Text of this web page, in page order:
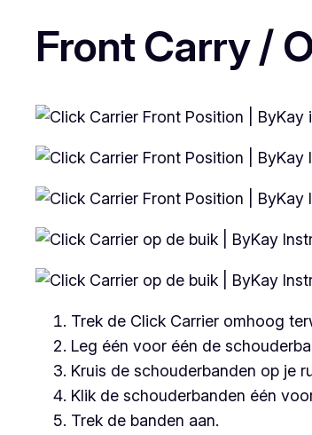
Front Carry /
Trek de Click Carrier omhoog
Leg één voor één de
Kruis de schouderbanden op je
Klik de schouderbanden één
Trek de banden aan.